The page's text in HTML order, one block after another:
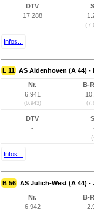
DTV
17.288
Infos...
L 11 AS Aldenhoven (A 44) -
Nr.
6.941
(6.943)
B-
DTV
-
Infos...
B 56 AS Jülich-West (A 44) -
Nr.
6.942
B-